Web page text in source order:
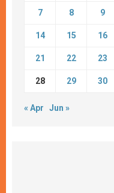
7 8 9
14 15 16
21 22 23
28 29 30
« Apr Jun »